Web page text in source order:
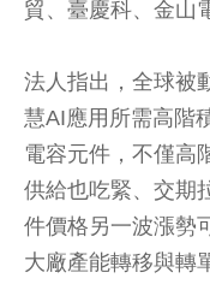
貿、臺慶科、金山
法人指出，全球被
慧AI應用所需高階
電容元件，不僅高
供給也吃緊、交期
件價格另一波漲勢
大廠產能轉移與轉